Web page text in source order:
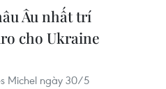
Âu nhất trí
cho Ukraine
Michel ngày 30/5